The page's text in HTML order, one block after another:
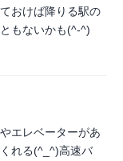
おけば降りる駅の
もないかも(^-^)
エレベーターがあ
れる(^_^)高速バ